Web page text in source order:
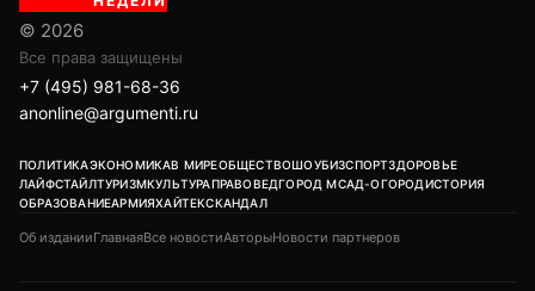
© 2026
Все права защищены
+7 (495) 981-68-36
anonline@argumenti.ru
ПОЛИТИКАЭКОНОМИКАВ МИРЕОБЩЕСТВОШОУБИЗСПОРТЗДОРОВЬЕ
ЛАЙФСТАЙЛТУРИЗМКУЛЬТУРАПРАВОВЕДГОРОД МСАД-ОГОРОДИСТОРИЯ
ОБРАЗОВАНИЕАРМИЯХАЙТЕКСКАНДАЛ
Об изданииГлавнаяВсе новостиАвторыНовости партнеров